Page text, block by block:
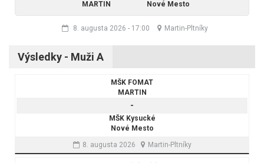
MARTIN Nové Mesto
8. augusta 2026 - 17:00 Martin-Pltníky
Výsledky - Muži A
MŠK FOMAT
MARTIN
-
MŠK Kysucké
Nové Mesto
8. augusta 2026
Martin-Pltníky